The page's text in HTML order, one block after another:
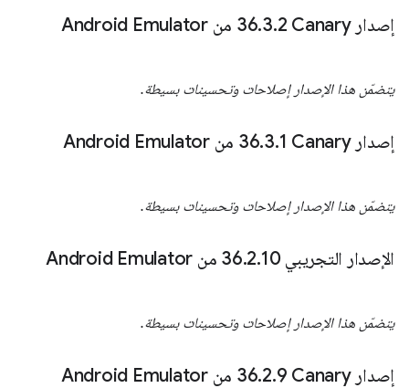
إصدار Canary‏ 36 .3.2 من Android Emulator
يتضمّن هذا الإصدار إصلاحات وتحسينات بسيطة.
إصدار Canary‏ 36 .3.1 من Android Emulator
يتضمّن هذا الإصدار إصلاحات وتحسينات بسيطة.
الإصدار التجريبي 36 .2.10 من Android Emulator
يتضمّن هذا الإصدار إصلاحات وتحسينات بسيطة.
إصدار Canary‏ 36 .2.9 من Android Emulator